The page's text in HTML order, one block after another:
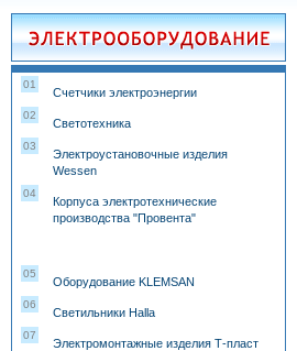
01
Счетчики электроэнергии
02
Светотехника
03
Электроустановочные изделия
Wessen
04
Корпуса электротехнические
производства "Провента"
05
Оборудование KLEMSAN
06
Светильники Halla
07
Электромонтажные изделия Т-пласт